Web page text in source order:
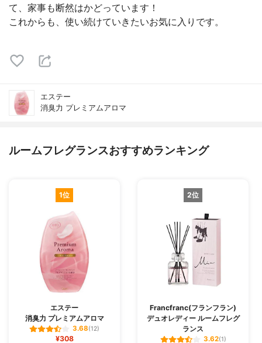
て、家事も断然はかどっています！
これからも、使い続けていきたいお気に入りです。
エステー
消臭力 プレミアムアロマ
ルームフレグランスおすすめランキング
1位
エステー
消臭力 プレミアムアロマ
3.68(12)
¥308
2位
Francfranc(フランフラン)
デュオレディー ルームフレグ
ランス
3.62(1)